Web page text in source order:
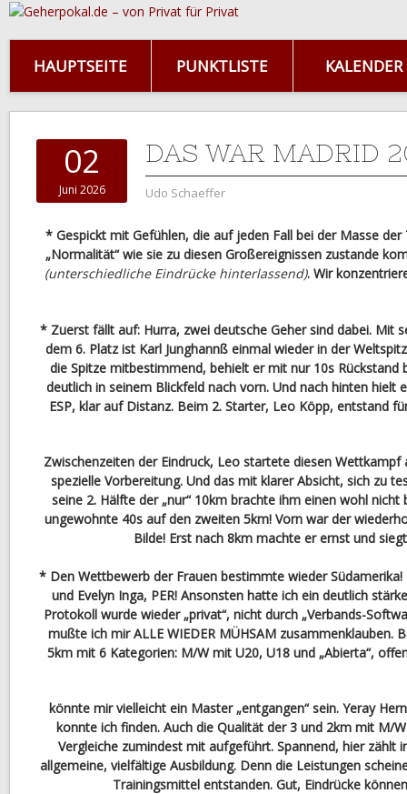
HAUPTSEITE PUNKTLISTE KALENDER
02
Juni 2026
DAS WAR MADRID
Udo Schaeffer
* Gespickt mit Gefühlen, die auf jeden Fall bei der Masse der
„Normalität“ wie sie zu diesen Großereignissen zustande
(unterschiedliche Eindrücke hinterlassend). Wir
* Zuerst fällt auf: Hurra, zwei deutsche Geher sind dabei. Mit
dem 6. Platz ist Karl Junghannß einmal wieder in der
die Spitze mitbestimmend, behielt er mit nur 10s Rückstand
deutlich in seinem Blickfeld nach vorn. Und nach hinten hielt
ESP, klar auf Distanz. Beim 2. Starter, Leo Köpp, entstand
Zwischenzeiten der Eindruck, Leo startete diesen
spezielle Vorbereitung. Und das mit klarer Absicht, sich zu
seine 2. Hälfte der „nur“ 10km brachte ihm einen wohl
ungewohnte 40s auf den zweiten 5km! Vorn war der
Bilde! Erst nach 8km machte er ernst und
* Den Wettbewerb der Frauen bestimmte wieder Südamerika!
und Evelyn Inga, PER! Ansonsten hatte ich ein deutlich
Protokoll wurde wieder „privat“, nicht durch „Verbands-
mußte ich mir ALLE WIEDER MÜHSAM zusammenklauben.
5km mit 6 Kategorien: M/W mit U20, U18 und „Abierta“,
könnte mir vielleicht ein Master „entgangen“ sein. Yeray
konnte ich finden. Auch die Qualität der 3 und 2km mit M/
Vergleiche zumindest mit aufgeführt. Spannend, hier zählt
allgemeine, vielfältige Ausbildung. Denn die Leistungen
Trainingsmittel entstanden. Gut, Eindrücke